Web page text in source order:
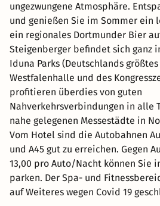
ungezwungene Atmosphäre.
und genießen Sie im Sommer ein
ein regionales Dortmunder Bier
Steigenberger befindet sich ganz
Iduna Parks (Deutschlands
Westfalenhalle und des
profitieren überdies von guten
Nahverkehrsverbindungen in alle
nahe gelegenen Messestädte in
Vom Hotel sind die Autobahnen
und A45 gut zu erreichen. Gegen
13,00 pro Auto/Nacht können Sie
parken. Der Spa- und
auf Weiteres wegen Covid 19